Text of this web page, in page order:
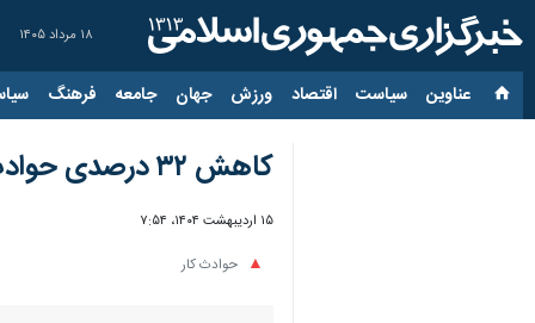
۱۸ مرداد ۱۴۰۵
عناوین‌ سیاست اقتصاد ورزش جهان جامعه فرهنگ
کاهش ۳۲ درصدی حوادث ناشی از کار در زنجان
۱۵ اردیبهشت ۱۴۰۴، ۷:۵۴